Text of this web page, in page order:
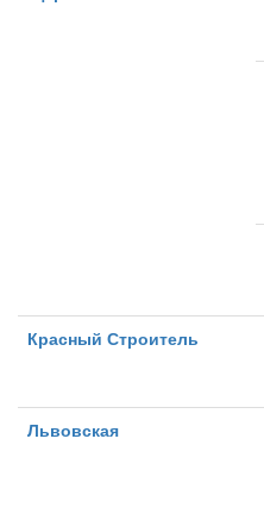
Красный Строитель
Львовская